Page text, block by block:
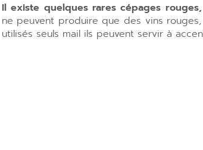
Il existe quelques rares cépages
ne peuvent produire que des vins
utilisés seuls mail ils peuvent servir à